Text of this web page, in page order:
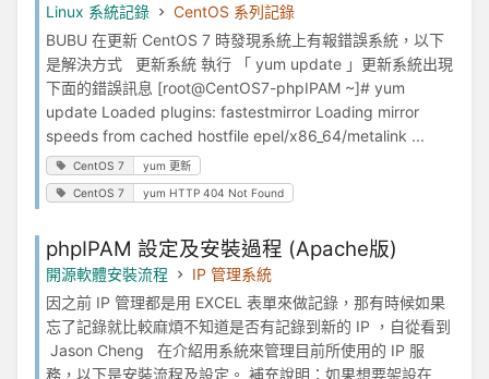
Linux 系統記錄
CentOS 系列記錄
BUBU 在更新 CentOS 7 時發現系統上有報錯誤系統，以下
是解決方式 更新系統 執行 「 yum update 」更新系統出現
下面的錯誤訊息 [root@CentOS7-phpIPAM ~]# yum
update Loaded plugins: fastestmirror Loading mirror
speeds from cached hostfile epel/x86_64/metalink ...
CentOS 7 yum 更新
CentOS 7 yum HTTP 404 Not Found
phpIPAM 設定及安裝過程 (Apache版)
開源軟體安裝流程
IP 管理系統
因之前 IP 管理都是用 EXCEL 表單來做記錄，那有時候如果
忘了記錄就比較麻煩不知道是否有記錄到新的 IP ，自從看到
Jason Cheng 在介紹用系統來管理目前所使用的 IP 服
務，以下是安裝流程及設定。 補充說明：如果想要架設在